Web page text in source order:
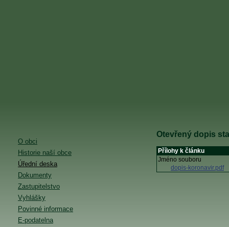
O obci
Historie naší obce
Úřední deska
Dokumenty
Zastupitelstvo
Vyhlášky
Povinné informace
E-podatelna
Otevřený dopis
Přílohy k článku
Jméno souboru
dopis-koronavir.pdf